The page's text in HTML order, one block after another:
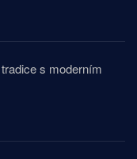
s moderním